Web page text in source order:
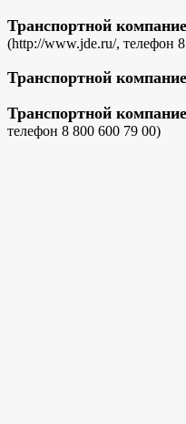
Транспортной
(http://www.jde.ru/, телефон
Транспортной
Транспортной
телефон 8 800 600 79 00)